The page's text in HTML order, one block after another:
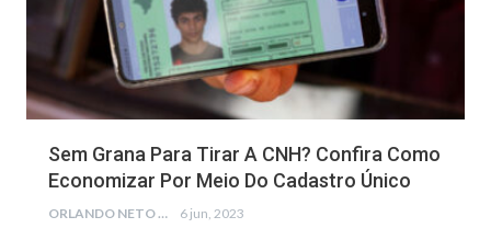
Sem Grana Para Tirar A CNH? Confira Como
Economizar Por Meio Do Cadastro Único
ORLANDO NETO 6 jun, 2023